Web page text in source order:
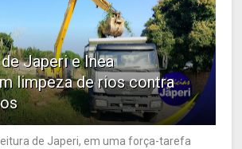
Japeri e Inea
limpeza de rios contra
de Japeri, em uma força-tarefa